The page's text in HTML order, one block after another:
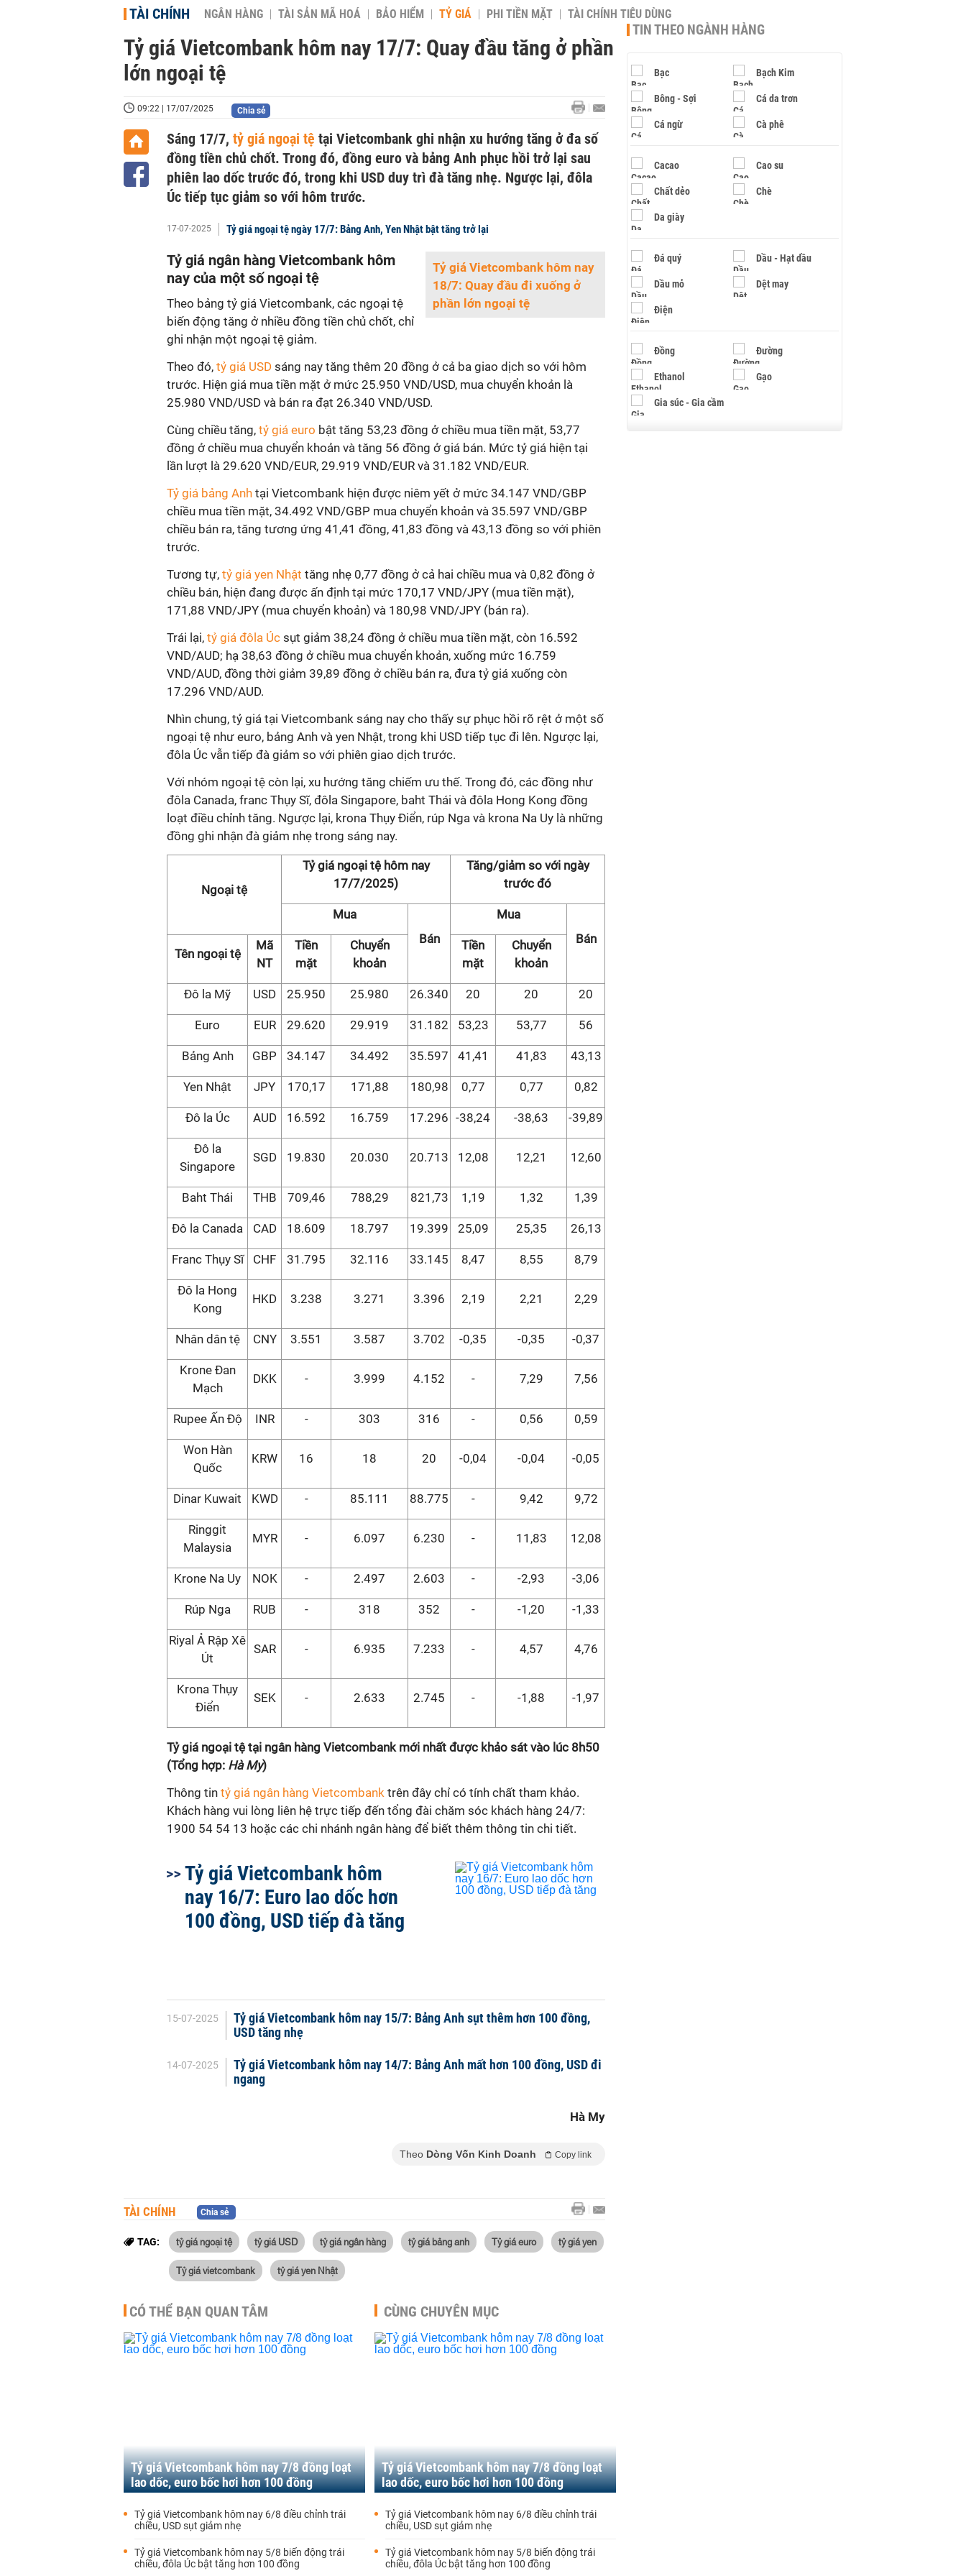
TÀI CHÍNH NGÂN HÀNG TÀI SẢN MÃ HOÁ BẢO HIỂM TỶ GIÁ PHI TIỀN MẶT TÀI CHÍNH TIÊU DÙNG
Tỷ giá Vietcombank hôm nay 17/7: Quay đầu tăng ở phần
lớn ngoại tệ
09:22 | 17/07/2025 Chia sẻ
Sáng 17/7, tỷ giá ngoại tệ tại Vietcombank ghi nhận xu hướng tăng ở đa số
đồng tiền chủ chốt. Trong đó, đồng euro và bảng Anh phục hồi trở lại sau
phiên lao dốc trước đó, trong khi USD duy trì đà tăng nhẹ. Ngược lại, đôla
Úc tiếp tục giảm so với hôm trước.
17-07-2025 Tỷ giá ngoại tệ ngày 17/7: Bảng Anh, Yen Nhật bật tăng trở lại
Tỷ giá Vietcombank hôm nay
18/7: Quay đầu đi xuống ở
phần lớn ngoại tệ
Tỷ giá ngân hàng Vietcombank hôm
nay của một số ngoại tệ
Theo bảng tỷ giá Vietcombank, các ngoại tệ
biến động tăng ở nhiều đồng tiền chủ chốt, chỉ
ghi nhận một ngoại tệ giảm.
Theo đó, tỷ giá USD sáng nay tăng thêm 20 đồng ở cả ba giao dịch so với hôm
trước. Hiện giá mua tiền mặt ở mức 25.950 VND/USD, mua chuyển khoản là
25.980 VND/USD và bán ra đạt 26.340 VND/USD.
Cùng chiều tăng, tỷ giá euro bật tăng 53,23 đồng ở chiều mua tiền mặt, 53,77
đồng ở chiều mua chuyển khoản và tăng 56 đồng ở giá bán. Mức tỷ giá hiện tại
lần lượt là 29.620 VND/EUR, 29.919 VND/EUR và 31.182 VND/EUR.
Tỷ giá bảng Anh tại Vietcombank hiện được niêm yết ở mức 34.147 VND/GBP
chiều mua tiền mặt, 34.492 VND/GBP mua chuyển khoản và 35.597 VND/GBP
chiều bán ra, tăng tương ứng 41,41 đồng, 41,83 đồng và 43,13 đồng so với phiên
trước.
Tương tự, tỷ giá yen Nhật tăng nhẹ 0,77 đồng ở cả hai chiều mua và 0,82 đồng ở
chiều bán, hiện đang được ấn định tại mức 170,17 VND/JPY (mua tiền mặt),
171,88 VND/JPY (mua chuyển khoản) và 180,98 VND/JPY (bán ra).
Trái lại, tỷ giá đôla Úc sụt giảm 38,24 đồng ở chiều mua tiền mặt, còn 16.592
VND/AUD; hạ 38,63 đồng ở chiều mua chuyển khoản, xuống mức 16.759
VND/AUD, đồng thời giảm 39,89 đồng ở chiều bán ra, đưa tỷ giá xuống còn
17.296 VND/AUD.
Nhìn chung, tỷ giá tại Vietcombank sáng nay cho thấy sự phục hồi rõ rệt ở một số
ngoại tệ như euro, bảng Anh và yen Nhật, trong khi USD tiếp tục đi lên. Ngược lại,
đôla Úc vẫn tiếp đà giảm so với phiên giao dịch trước.
Với nhóm ngoại tệ còn lại, xu hướng tăng chiếm ưu thế. Trong đó, các đồng như
đôla Canada, franc Thụy Sĩ, đôla Singapore, baht Thái và đôla Hong Kong đồng
loạt điều chỉnh tăng. Ngược lại, krona Thụy Điển, rúp Nga và krona Na Uy là những
đồng ghi nhận đà giảm nhẹ trong sáng nay.
Ngoại tệ
Tỷ giá ngoại tệ hôm nay
17/7/2025)
Tăng/giảm so với ngày
trước đó
Mua
Bán
Mua
Bán
Tên ngoại tệ
Mã
NT
Tiền
mặt
Chuyển
khoản
Tiền
mặt
Chuyển
khoản
Đô la Mỹ USD 25.950 25.980 26.340 20 20 20
Euro EUR 29.620 29.919 31.182 53,23 53,77 56
Bảng Anh GBP 34.147 34.492 35.597 41,41 41,83 43,13
Yen Nhật JPY 170,17 171,88 180,98 0,77 0,77 0,82
Đô la Úc AUD 16.592 16.759 17.296 -38,24 -38,63 -39,89
Đô la
Singapore
SGD 19.830 20.030 20.713 12,08 12,21 12,60
Baht Thái THB 709,46 788,29 821,73 1,19 1,32 1,39
Đô la Canada CAD 18.609 18.797 19.399 25,09 25,35 26,13
Franc Thụy Sĩ CHF 31.795 32.116 33.145 8,47 8,55 8,79
Đô la Hong
Kong
HKD 3.238 3.271 3.396 2,19 2,21 2,29
Nhân dân tệ CNY 3.551 3.587 3.702 -0,35 -0,35 -0,37
Krone Đan
Mạch
DKK - 3.999 4.152 - 7,29 7,56
Rupee Ấn Độ INR - 303 316 - 0,56 0,59
Won Hàn
Quốc
KRW 16 18 20 -0,04 -0,04 -0,05
Dinar Kuwait KWD - 85.111 88.775 - 9,42 9,72
Ringgit
Malaysia
MYR - 6.097 6.230 - 11,83 12,08
Krone Na Uy NOK - 2.497 2.603 - -2,93 -3,06
Rúp Nga RUB - 318 352 - -1,20 -1,33
Riyal Ả Rập Xê
Út
SAR - 6.935 7.233 - 4,57 4,76
Krona Thụy
Điển
SEK - 2.633 2.745 - -1,88 -1,97
Tỷ giá ngoại tệ tại ngân hàng Vietcombank mới nhất được khảo sát vào lúc 8h50
(Tổng hợp: Hà My)
Thông tin tỷ giá ngân hàng Vietcombank trên đây chỉ có tính chất tham khảo.
Khách hàng vui lòng liên hệ trực tiếp đến tổng đài chăm sóc khách hàng 24/7:
1900 54 54 13 hoặc các chi nhánh ngân hàng để biết thêm thông tin chi tiết.
Tỷ giá Vietcombank hôm
nay 16/7: Euro lao dốc hơn
100 đồng, USD tiếp đà tăng
15-07-2025
Tỷ giá Vietcombank hôm nay 15/7: Bảng Anh sụt thêm hơn 100 đồng,
USD tăng nhẹ
14-07-2025
Tỷ giá Vietcombank hôm nay 14/7: Bảng Anh mất hơn 100 đồng, USD đi
ngang
Hà My
Theo Dòng Vốn Kinh Doanh Copy link
TÀI CHÍNH Chia sẻ
TAG: tỷ giá ngoại tệ tỷ giá USD tỷ giá ngân hàng tỷ giá bảng anh Tỷ giá euro tỷ giá yen
Tỷ giá vietcombank tỷ giá yen Nhật
CÓ THỂ BẠN QUAN TÂM
Tỷ giá Vietcombank hôm nay 7/8 đồng loạt
lao dốc, euro bốc hơi hơn 100 đồng
Tỷ giá Vietcombank hôm nay 6/8 điều chỉnh trái
chiều, USD sụt giảm nhẹ
Tỷ giá Vietcombank hôm nay 5/8 biến động trái
chiều, đôla Úc bật tăng hơn 100 đồng
CÙNG CHUYÊN MỤC
Tỷ giá Vietcombank hôm nay 7/8 đồng loạt
lao dốc, euro bốc hơi hơn 100 đồng
Tỷ giá Vietcombank hôm nay 6/8 điều chỉnh trái
chiều, USD sụt giảm nhẹ
Tỷ giá Vietcombank hôm nay 5/8 biến động trái
chiều, đôla Úc bật tăng hơn 100 đồng
TIN THEO NGÀNH HÀNG
Bạc Bạch Kim
Bông - Sợi Cá da trơn
Cá ngừ Cà phê
Cacao Cao su
Chất dẻo Chè
Da giày
Đá quý Dầu - Hạt dầu
Dầu mỏ Dệt may
Điện
Đồng Đường
Ethanol Gạo
Gia súc - Gia cầm